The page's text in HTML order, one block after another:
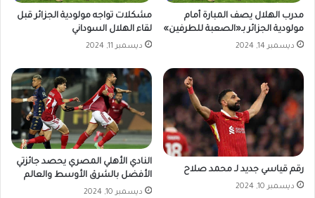
مدرب الهلال يصف المبارة أمام
مولودية الجزائر بـ«الصعبة للطرفين»
ديسمبر 14, 2024
مشكلات تواجه مولودية الجزائر قبل
لقاء الهلال السوداني
ديسمبر 11, 2024
رقم قياسي جديد لـ محمد صلاح
ديسمبر 10, 2024
النادي الأهلي المصري يحصد جائزتي
الأفضل بالشرق الأوسط والعالم
ديسمبر 10, 2024